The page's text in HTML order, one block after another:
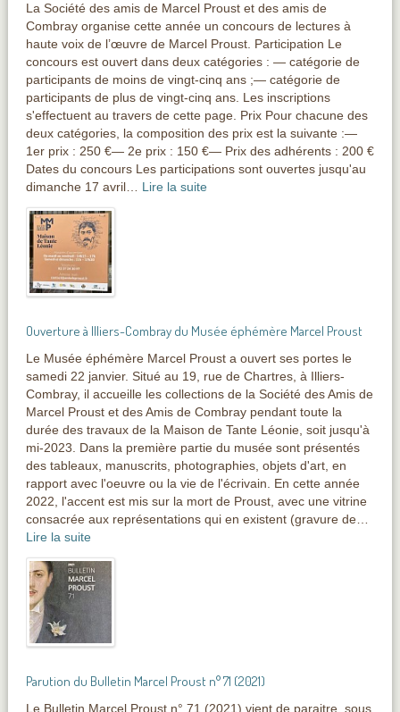
La Société des amis de Marcel Proust et des amis de
Combray organise cette année un concours de lectures à
haute voix de l’œuvre de Marcel Proust. Participation Le
concours est ouvert dans deux catégories : — catégorie de
participants de moins de vingt-cinq ans ;— catégorie de
participants de plus de vingt-cinq ans. Les inscriptions
s'effectuent au travers de cette page. Prix Pour chacune des
deux catégories, la composition des prix est la suivante :—
1er prix : 250 €— 2e prix : 150 €— Prix des adhérents : 200 €
Dates du concours Les participations sont ouvertes jusqu'au
dimanche 17 avril… Lire la suite
Ouverture à Illiers-Combray du Musée éphémère Marcel Proust
Le Musée éphémère Marcel Proust a ouvert ses portes le
samedi 22 janvier. Situé au 19, rue de Chartres, à Illiers-
Combray, il accueille les collections de la Société des Amis de
Marcel Proust et des Amis de Combray pendant toute la
durée des travaux de la Maison de Tante Léonie, soit jusqu'à
mi-2023. Dans la première partie du musée sont présentés
des tableaux, manuscrits, photographies, objets d'art, en
rapport avec l'oeuvre ou la vie de l'écrivain. En cette année
2022, l'accent est mis sur la mort de Proust, avec une vitrine
consacrée aux représentations qui en existent (gravure de…
Lire la suite
Parution du Bulletin Marcel Proust n° 71 (2021)
Le Bulletin Marcel Proust n° 71 (2021) vient de paraitre, sous